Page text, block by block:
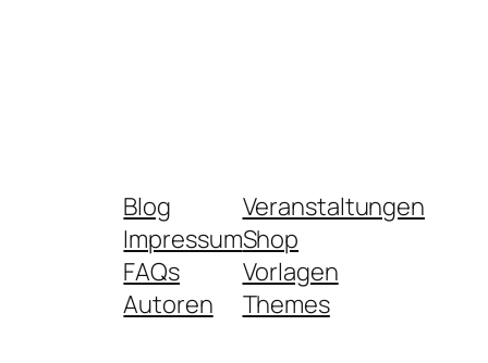
Blog
Impressum
FAQs
Autoren
Veranstaltungen
Shop
Vorlagen
Themes